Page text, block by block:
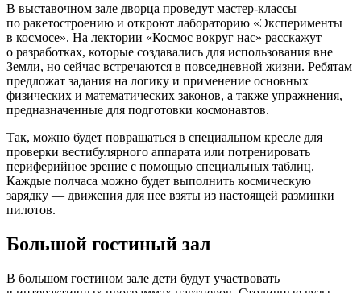
В выставочном зале дворца проведут мастер-классы
по ракетостроению и откроют лабораторию «Эксперименты
в космосе». На лектории «Космос вокруг нас» расскажут
о разработках, которые создавались для использования вне
Земли, но сейчас встречаются в повседневной жизни. Ребятам
предложат задания на логику и применение основных
физических и математических законов, а также упражнения,
предназначенные для подготовки космонавтов.
Так, можно будет повращаться в специальном кресле для
проверки вестибулярного аппарата или потренировать
периферийное зрение с помощью специальных таблиц.
Каждые полчаса можно будет выполнить космическую
зарядку — движения для нее взяты из настоящей разминки
пилотов.
Большой гостиный зал
В большом гостином зале дети будут участвовать